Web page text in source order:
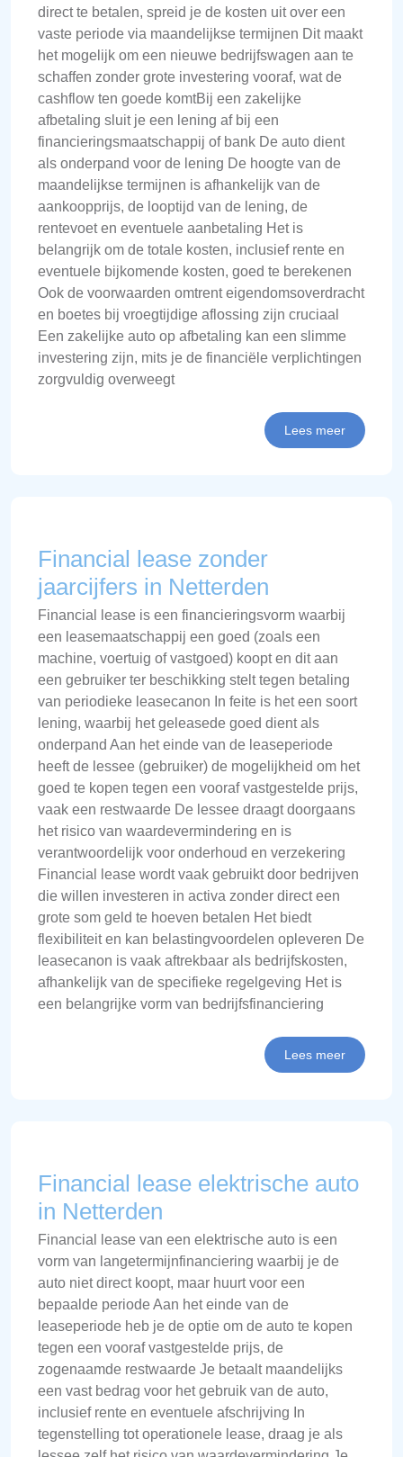
direct te betalen, spreid je de kosten uit over een
vaste periode via maandelijkse termijnen Dit maakt
het mogelijk om een nieuwe bedrijfswagen aan te
schaffen zonder grote investering vooraf, wat de
cashflow ten goede komtBij een zakelijke
afbetaling sluit je een lening af bij een
financieringsmaatschappij of bank De auto dient
als onderpand voor de lening De hoogte van de
maandelijkse termijnen is afhankelijk van de
aankoopprijs, de looptijd van de lening, de
rentevoet en eventuele aanbetaling Het is
belangrijk om de totale kosten, inclusief rente en
eventuele bijkomende kosten, goed te berekenen
Ook de voorwaarden omtrent eigendomsoverdracht
en boetes bij vroegtijdige aflossing zijn cruciaal
Een zakelijke auto op afbetaling kan een slimme
investering zijn, mits je de financiële verplichtingen
zorgvuldig overweegt
Lees meer
Financial lease zonder
jaarcijfers in Netterden
Financial lease is een financieringsvorm waarbij
een leasemaatschappij een goed (zoals een
machine, voertuig of vastgoed) koopt en dit aan
een gebruiker ter beschikking stelt tegen betaling
van periodieke leasecanon In feite is het een soort
lening, waarbij het geleasede goed dient als
onderpand Aan het einde van de leaseperiode
heeft de lessee (gebruiker) de mogelijkheid om het
goed te kopen tegen een vooraf vastgestelde prijs,
vaak een restwaarde De lessee draagt doorgaans
het risico van waardevermindering en is
verantwoordelijk voor onderhoud en verzekering
Financial lease wordt vaak gebruikt door bedrijven
die willen investeren in activa zonder direct een
grote som geld te hoeven betalen Het biedt
flexibiliteit en kan belastingvoordelen opleveren De
leasecanon is vaak aftrekbaar als bedrijfskosten,
afhankelijk van de specifieke regelgeving Het is
een belangrijke vorm van bedrijfsfinanciering
Lees meer
Financial lease elektrische auto
in Netterden
Financial lease van een elektrische auto is een
vorm van langetermijnfinanciering waarbij je de
auto niet direct koopt, maar huurt voor een
bepaalde periode Aan het einde van de
leaseperiode heb je de optie om de auto te kopen
tegen een vooraf vastgestelde prijs, de
zogenaamde restwaarde Je betaalt maandelijks
een vast bedrag voor het gebruik van de auto,
inclusief rente en eventuele afschrijving In
tegenstelling tot operationele lease, draag je als